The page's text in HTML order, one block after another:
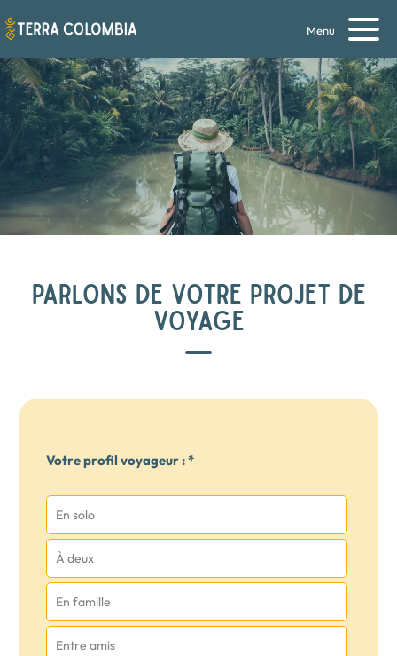
Menu
PARLONS DE VOTRE PROJET DE
VOYAGE
Votre profil voyageur : *
En solo
À deux
En famille
Entre amis